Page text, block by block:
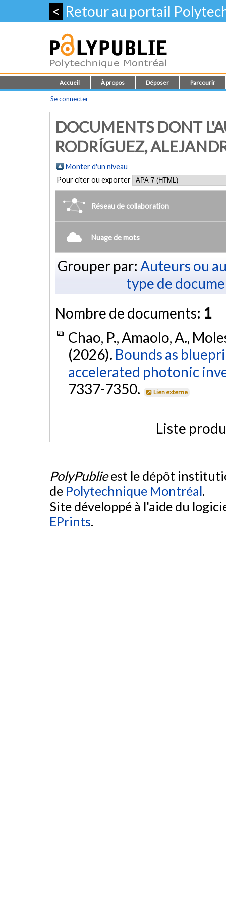
< Retour au portail
Accueil À propos Déposer Parcourir
Se connecter
DOCUMENTS DONT
RODRÍGUEZ,
Monter d'un niveau
Pour citer ou exporter
Réseau de collaboration
Nuage de mots
Grouper par: Auteurs ou
type de
Nombre de documents: 1
Chao, P., Amaolo, A.,
(2026). Bounds as
accelerated photonic
7337-7350.
Lien externe
Liste
PolyPublieest le dépôt
de Polytechnique Montréal.
Site développé à l'aide du
EPrints.